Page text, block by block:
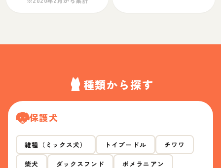
種類から探す
保護犬
雑種（ミックス犬） トイプードル チワワ
柴犬 ダックスフンド ポメラニアン